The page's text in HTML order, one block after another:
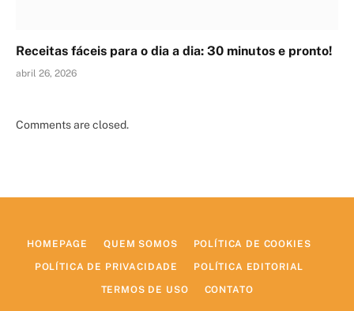
Receitas fáceis para o dia a dia: 30 minutos e pronto!
abril 26, 2026
Comments are closed.
HOMEPAGE QUEM SOMOS POLÍTICA DE COOKIES
POLÍTICA DE PRIVACIDADE POLÍTICA EDITORIAL
TERMOS DE USO CONTATO